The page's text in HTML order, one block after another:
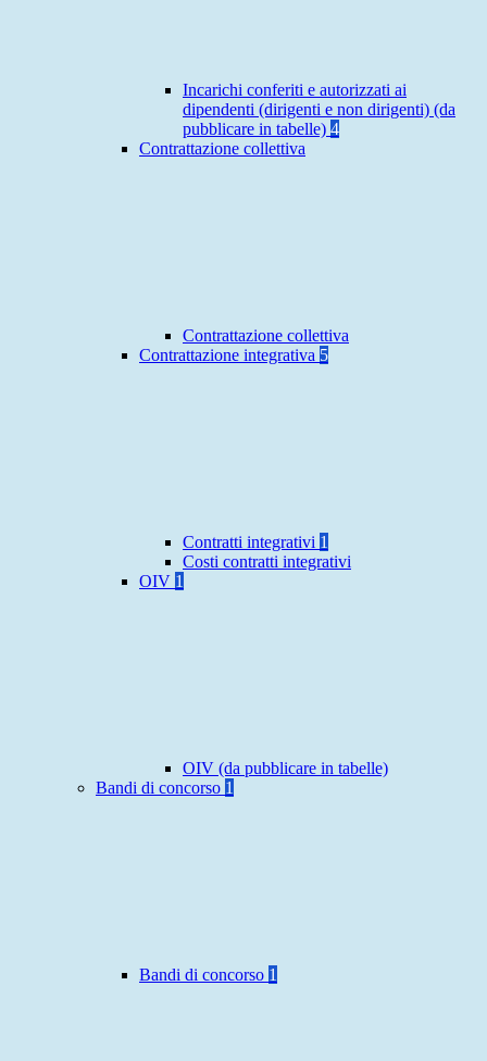
Incarichi conferiti e autorizzati ai
dipendenti (dirigenti e non dirigenti) (da
pubblicare in tabelle) 4
Contrattazione collettiva
Contrattazione collettiva
Contrattazione integrativa 5
Contratti integrativi 1
Costi contratti integrativi
OIV 1
OIV (da pubblicare in tabelle)
Bandi di concorso 1
Bandi di concorso 1